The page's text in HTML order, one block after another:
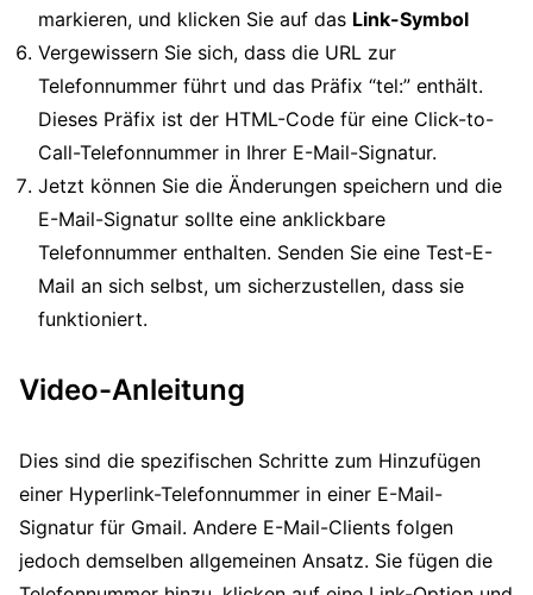
markieren, und klicken Sie auf das Link-Symbol
Vergewissern Sie sich, dass die URL zur
Telefonnummer führt und das Präfix “tel:” enthält.
Dieses Präfix ist der HTML-Code für eine Click-to-
Call-Telefonnummer in Ihrer E-Mail-Signatur.
Jetzt können Sie die Änderungen speichern und die
E-Mail-Signatur sollte eine anklickbare
Telefonnummer enthalten. Senden Sie eine Test-E-
Mail an sich selbst, um sicherzustellen, dass sie
funktioniert.
Video-Anleitung
Dies sind die spezifischen Schritte zum Hinzufügen
einer Hyperlink-Telefonnummer in einer E-Mail-
Signatur für Gmail. Andere E-Mail-Clients folgen
jedoch demselben allgemeinen Ansatz. Sie fügen die